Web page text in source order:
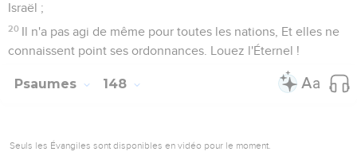
Israël ;
20 Il n'a pas agi de même pour toutes les nations, Et elles ne
connaissent point ses ordonnances. Louez l'Éternel !
Psaumes 148
Seuls les Évangiles sont disponibles en vidéo pour le moment.